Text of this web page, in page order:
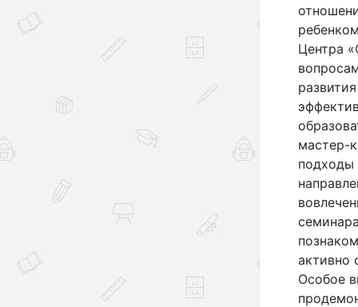
Центра
мастер-
подходы
активно
Особое